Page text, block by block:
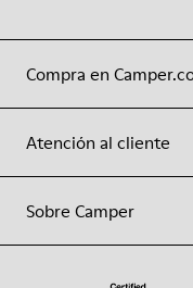
Compra en
Atención al cliente
Sobre Camper